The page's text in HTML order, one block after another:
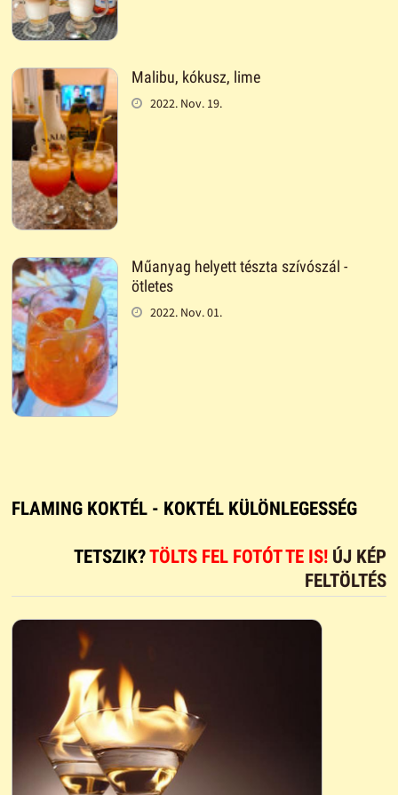
Malibu, kókusz, lime
2022. Nov. 19.
Műanyag helyett tészta szívószál -
ötletes
2022. Nov. 01.
FLAMING KOKTÉL - KOKTÉL KÜLÖNLEGESSÉG
TETSZIK?TÖLTS FEL FOTÓT TE IS! ÚJ KÉP
FELTÖLTÉS